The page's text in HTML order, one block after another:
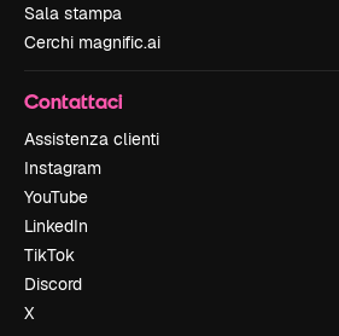
Sala stampa
Cerchi magnific.ai
Contattaci
Assistenza clienti
Instagram
YouTube
LinkedIn
TikTok
Discord
X